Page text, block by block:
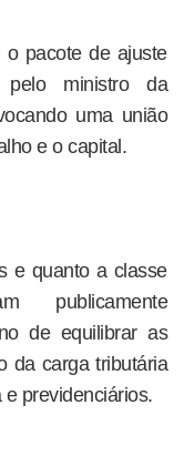
pacote de ajuste
pelo ministro da
uma união
e o capital.
e quanto a classe
publicamente
de equilibrar as
da carga tributária
previdenciários.